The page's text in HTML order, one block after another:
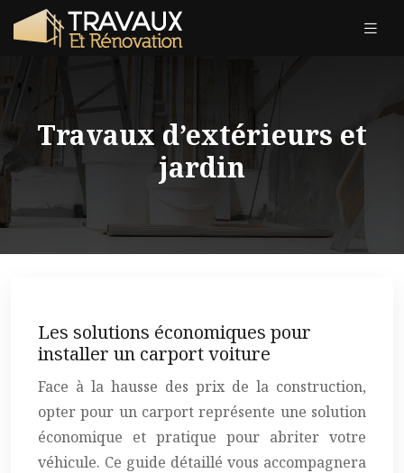
Travaux d’extérieurs et
jardin
Les solutions économiques pour
installer un carport voiture
Face à la hausse des prix de la construction,
opter pour un carport représente une solution
économique et pratique pour abriter votre
véhicule. Ce guide détaillé vous accompagnera